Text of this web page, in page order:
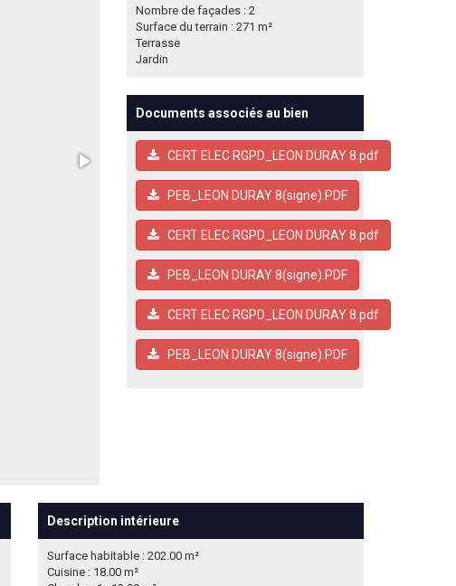
Nombre de façades : 2
Surface du terrain : 271 m²
Terrasse
Jardin
Documents associés au bien
CERT ELEC RGPD_LEON DURAY 8.pdf
PEB_LEON DURAY 8(signe).PDF
CERT ELEC RGPD_LEON DURAY 8.pdf
PEB_LEON DURAY 8(signe).PDF
CERT ELEC RGPD_LEON DURAY 8.pdf
PEB_LEON DURAY 8(signe).PDF
Description intérieure
Surface habitable : 202.00 m²
Cuisine : 18.00 m²